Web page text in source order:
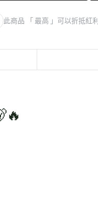
此商品 「 最高 」可以折抵紅利